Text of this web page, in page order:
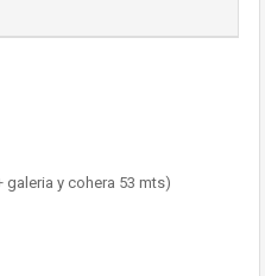
galeria y cohera 53 mts)